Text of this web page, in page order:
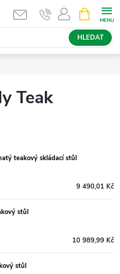
HLEDAT
NÁKUPNÍ
KOŠÍK
Teak
teakový skládací stůl
9 490,01 Kč
stůl
10 989,99 Kč
stůl